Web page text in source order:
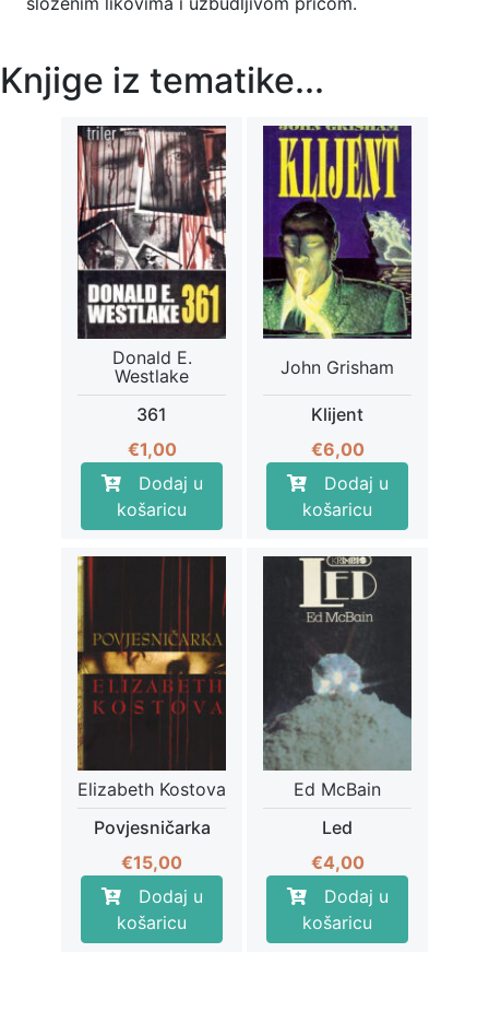
Knjige iz tematike...
Donald E.
Westlake
361
€1,00
Dodaj u
košaricu
John Grisham
Klijent
€6,00
Dodaj u
košaricu
Elizabeth Kostova
Povjesničarka
€15,00
Dodaj u
košaricu
Ed McBain
Led
€4,00
Dodaj u
košaricu